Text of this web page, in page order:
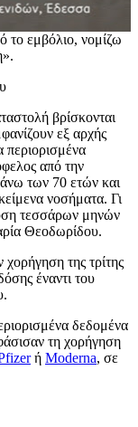
το εμβόλιο, νομίζω
βρίσκονται
εξ αρχής
από την
των 70 ετών και
νοσήματα. Γι
τεσσάρων μηνών
Θεοδωρίδου.
χορήγηση της τρίτης
έναντι του
δεδομένα
τη χορήγηση
ή Moderna, σε